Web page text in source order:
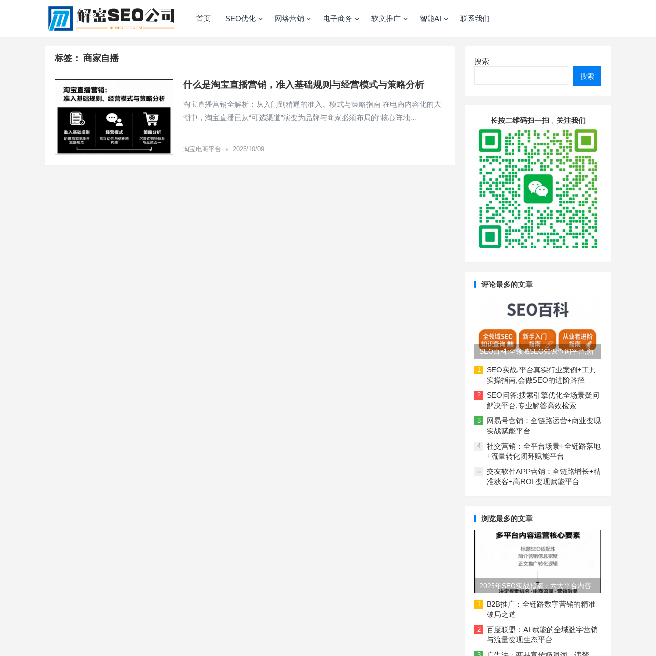
首页 SEO优化 网络营销 电子商务 软文推广 智能AI 联系我们
标签： 商家自播
什么是淘宝直播营销，准入基础规则与经营模式与策略分析
淘宝直播营销全解析：从入门到精通的准入、模式与策略指南 在电商内容化的大
潮中，淘宝直播已从“可选渠道”演变为品牌与商家必须布局的“核心阵地…
淘宝电商平台 • 2025/10/09
搜索
搜索
长按二维码扫一扫，关注我们
评论最多的文章
SEO百科:全领域SEO知识查询平台,新
手入门到从业者进阶指南
1
SEO实战:平台真实行业案例+工具
实操指南,会做SEO的进阶路径
2
SEO问答:搜索引擎优化全场景疑问
解决平台,专业解答高效检索
3
网易号营销：全链路运营+商业变现
实战赋能平台
4
社交营销：全平台场景+全链路落地
+流量转化闭环赋能平台
5
交友软件APP营销：全链路增长+精
准获客+高ROI 变现赋能平台
浏览最多的文章
2025年SEO实战指南：六大平台内容
长度与结构规范
1
B2B推广：全链路数字营销的精准
破局之道
2
百度联盟：AI 赋能的全域数字营销
与流量变现生态平台